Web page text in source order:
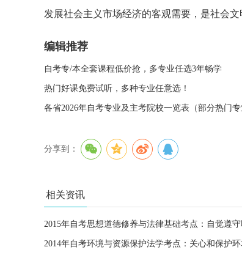
发展社会主义市场经济的客观需要，是社会
编辑推荐
自考专/本全套课程低价抢，多专业任选3年畅学
热门好课免费试听，多种专业任意选！
各省2026年自考专业及主考院校一览表（部分热门专
分享到：
相关资讯
2015年自考思想道德修养与法律基础考点：自觉遵